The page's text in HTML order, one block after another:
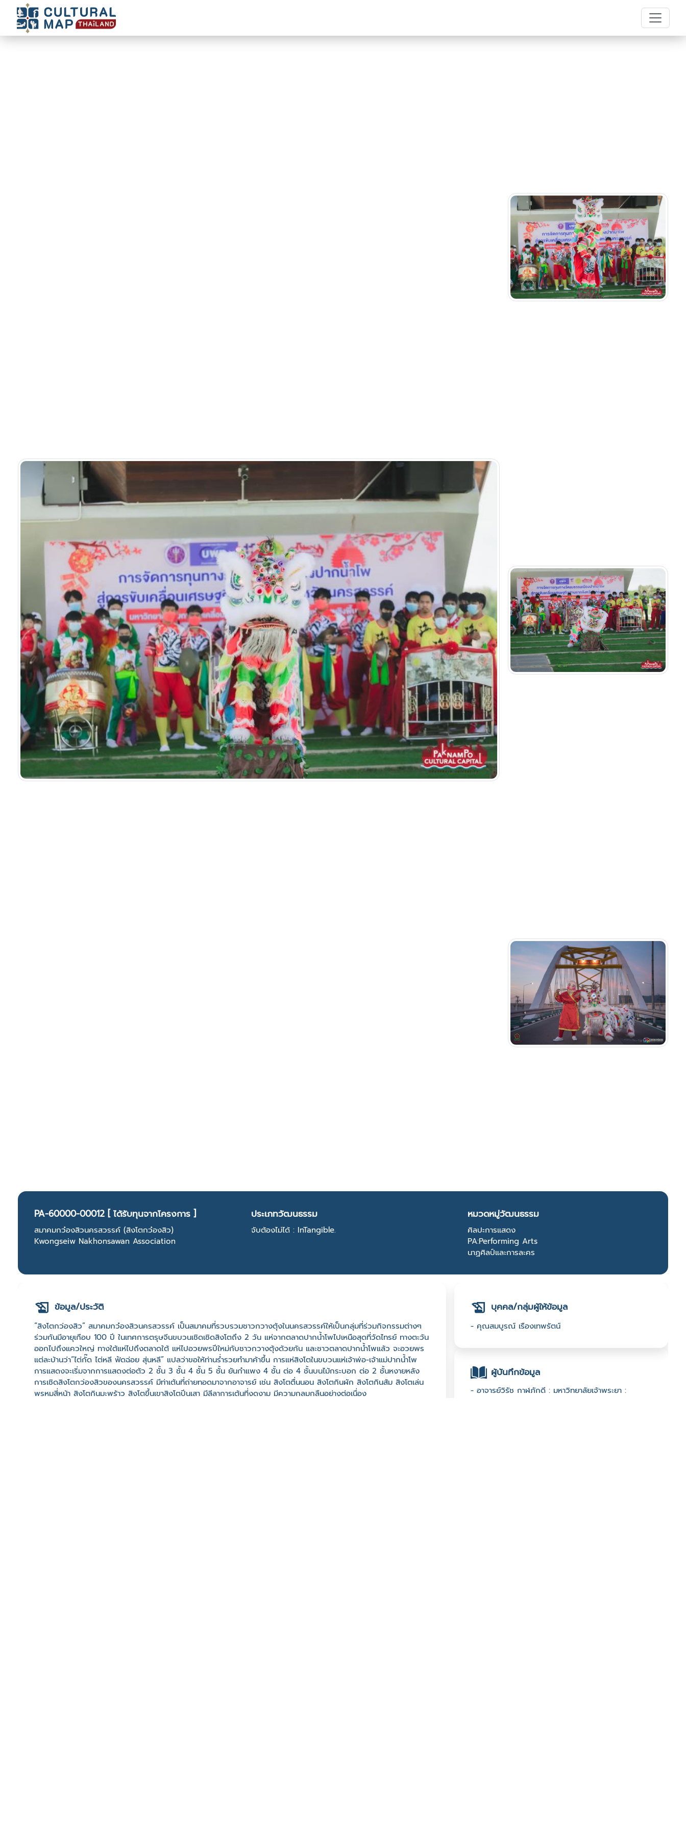
PA-60000-00012 [ ได้รับทุนจากโครงการ ]
สมาคมกว๋องสิวนครสวรรค์ (สิงโตกว๋องสิว)
Kwongseiw Nakhonsawan Association
ประเภทวัฒนธรรม
จับต้องไม่ได้ : InTangible.
หมวดหมู่วัฒนธรรม
ศิลปะการแสดง
PA:Performing Arts
นาฏศิลป์และการละคร
ข้อมูล/ประวัติ
“สิงโตกว่องสิว” สมาคมกว๋องสิวนครสวรรค์ เป็นสมาคมที่รวบรวมชาวกวางตุ้งในนครสวรรค์ให้เป็นกลุ่มที่ร่วมกิจกรรมต่างๆ
ร่วมกันมีอายุเกือบ 100 ปี ในเทศการตรุษจีนขบวนเชิดเชิดสิงโตถึง 2 วัน แห่จากตลาดปากน้ำโพไปเหนือสุดที่วัดไทรย์ ทางตะวัน
ออกไปถึงแควใหญ่ ทางใต้แห่ไปถึงตลาดใต้ แห่ไปอวยพรปีใหม่กับชาวกวางตุ้งด้วยกัน และชาวตลาดปากน้ำโพแล้ว จะอวยพร
แต่ละบ้านว่า“ไต่กั๊ด ไต่หลี ฟัดฉ่อย สุ่นหลี” แปลว่าขอให้ท่านร่ำรวยทำมาค้าขึ้น การแห่สิงโตในขบวนแห่เจ้าพ่อ-เจ้าแม่ปากน้ำโพ
การแสดงจะเริ่มจากการแสดงต่อตัว 2 ชั้น 3 ชั้น 4 ชั้น 5 ชั้น ยันกำแพง 4 ชั้น ต่อ 4 ชั้นบนไม้กระบอก ต่อ 2 ชั้นหงายหลัง
การเชิดสิงโตกว่องสิวของนครสวรรค์ มีท่าเต้นที่ถ่ายทอดมาจากอาจารย์ เช่น สิงโตตื่นนอน สิงโตกินผัก สิงโตกินส้ม สิงโตเล่น
พรหมสี่หน้า สิงโตกินมะพร้าว สิงโตขึ้นเขาสิงโตปีนเสา มีลีลาการเต้นที่งดงาม มีความกลมกลืนอย่างต่อเนื่อง
บุคคล/กลุ่มผู้ให้ข้อมูล
- คุณสมบูรณ์ เรืองเทพรัตน์
ผู้บันทึกข้อมูล
- อาจารย์วิรัช กาฬภักดี : มหาวิทยาลัยเจ้าพระยา :